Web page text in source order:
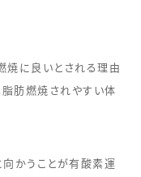
焼に良いとされる理由
脂肪燃焼されやすい体
かうことが有酸素運